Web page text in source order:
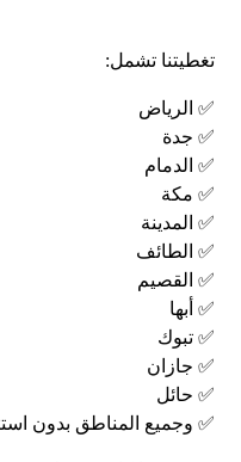
تغطيتنا تشمل:
✅ الرياض
✅ جدة
✅ الدمام
✅ مكة
✅ المدينة
✅ الطائف
✅ القصيم
✅ أبها
✅ تبوك
✅ جازان
✅ حائل
✅ وجميع المناطق بدون